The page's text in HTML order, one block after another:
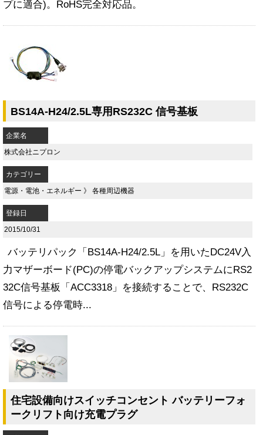
プに適合)。RoHS完全対応品。
BS14A-H24/2.5L専用RS232C 信号基板
企業名
株式会社ニプロン
カテゴリー
電源・電池・エネルギー 》 各種周辺機器
登録日
2015/10/31
バッテリパック「BS14A-H24/2.5L」を用いたDC24V入
力マザーボード(PC)の停電バックアップシステムにRS2
32C信号基板「ACC3318」を接続することで、RS232C
信号による停電時...
住宅設備向けスイッチコンセント バッテリーフォ
ークリフト向け充電プラグ